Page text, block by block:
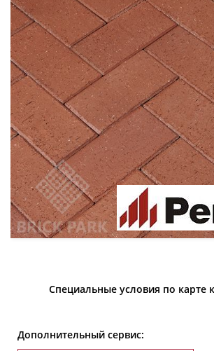
Специальные условия по карте
Дополнительный сервис: